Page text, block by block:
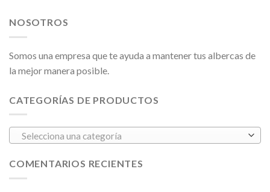
NOSOTROS
Somos una empresa que te ayuda a mantener tus albercas de
la mejor manera posible.
CATEGORÍAS DE PRODUCTOS
Selecciona una categoría
COMENTARIOS RECIENTES